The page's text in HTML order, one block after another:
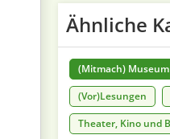
Ähnliche
(Mitmach)
(Vor)Lesungen
Theater, Kino und